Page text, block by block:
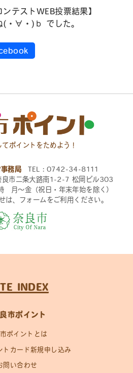
テストWEB投票結果】
・∀・)ｂ でした。
ポイントをためよう！
務局 TEL：0742-34-8111
市二条大路南1-2-7 松岡ビル303
月〜金（祝日・年末年始を除く）
は、フォームをご利用ください。
INDEX
市ポイント
ポイントとは
トカード新規申し込み
問い合わせ